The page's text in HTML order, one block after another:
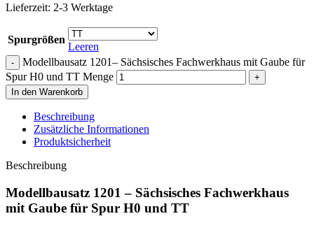
Lieferzeit: 2-3 Werktage
Spurgrößen
Leeren
Modellbausatz 1201– Sächsisches Fachwerkhaus mit Gaube für
Spur H0 und TT Menge
In den Warenkorb
Beschreibung
Zusätzliche Informationen
Produktsicherheit
Beschreibung
Modellbausatz 1201 – Sächsisches Fachwerkhaus
mit Gaube für Spur H0 und TT